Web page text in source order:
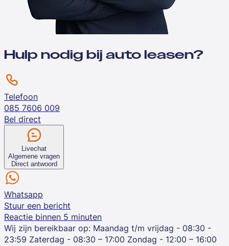
Hulp nodig bij auto leasen?
Telefoon
085 7606 009
Bel direct
Livechat
Algemene vragen
Direct antwoord
Whatsapp
Stuur een bericht
Reactie binnen 5 minuten
Wij zijn bereikbaar op: Maandag t/m vrijdag - 08:30 -
23:59 Zaterdag - 08:30 – 17:00 Zondag - 12:00 – 16:00